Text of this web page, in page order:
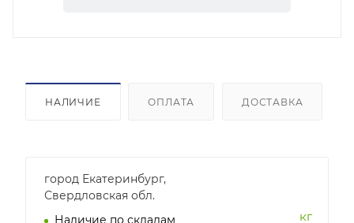
НАЛИЧИЕ ОПЛАТА ДОСТАВКА
город Екатеринбург,
Свердловская обл.
Наличие по складам
кг